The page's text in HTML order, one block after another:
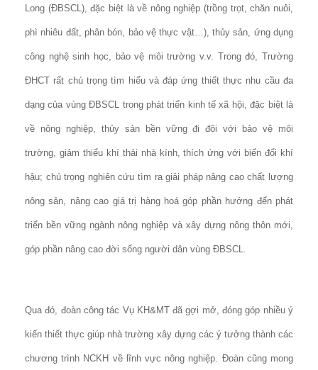
Long (ĐBSCL), đặc biệt là về nông nghiệp (trồng trọt, chăn nuôi,
phì nhiêu đất, phân bón, bảo vệ thực vật…), thủy sản, ứng dụng
công nghệ sinh học, bảo vệ môi trường v.v. Trong đó, Trường
ĐHCT rất chú trọng tìm hiểu và đáp ứng thiết thực nhu cầu đa
dạng của vùng ĐBSCL trong phát triển kinh tế xã hội, đặc biệt là
về nông nghiệp, thủy sản bền vững đi đôi với bảo vệ môi
trường, giảm thiểu khí thải nhà kính, thích ứng với biến đổi khí
hậu; chú trọng nghiên cứu tìm ra giải pháp nâng cao chất lượng
nông sản, nâng cao giá trị hàng hoá góp phần hướng đến phát
triển bền vững ngành nông nghiệp và xây dựng nông thôn mới,
góp phần nâng cao đời sống người dân vùng ĐBSCL.
Qua đó, đoàn công tác Vụ KH&MT đã gợi mở, đóng góp nhiều ý
kiến thiết thực giúp nhà trường xây dựng các ý tưởng thành các
chương trình NCKH về lĩnh vực nông nghiệp. Đoàn cũng mong